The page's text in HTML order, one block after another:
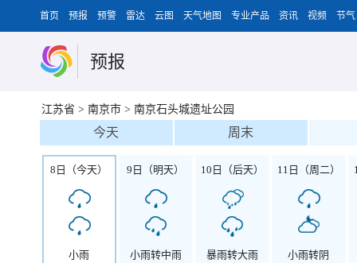
首页 预报 预警 雷达 云图 天气地图 专业产品 资讯 视频 节气
预报
江苏省 > 南京市 > 南京石头城遗址公园
今天 周末
8日（今天）
小雨
9日（明天）
小雨转中雨
10日（后天）
暴雨转大雨
11日（周二）
小雨转阴